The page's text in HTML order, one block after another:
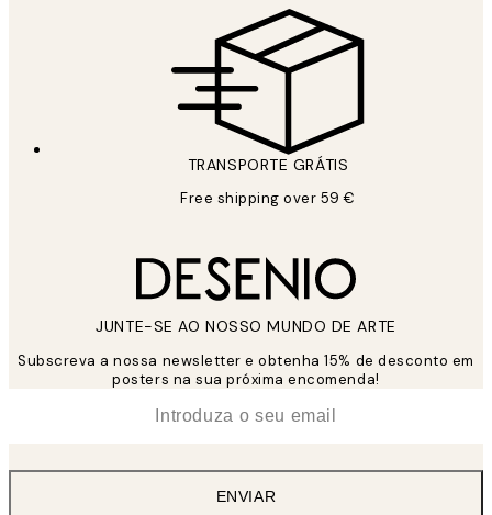
TRANSPORTE GRÁTIS
Free shipping over 59 €
JUNTE-SE AO NOSSO MUNDO DE ARTE
Subscreva a nossa newsletter e obtenha 15% de desconto em
posters na sua próxima encomenda!
ENVIAR